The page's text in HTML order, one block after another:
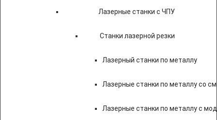
Лазерные станки с ЧПУ
Станки лазерной резки
Лазерный станки по металлу
Лазерные станки по металлу со
Лазерные станки по металлу с